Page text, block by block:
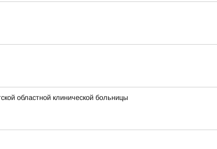
областной клинической больницы